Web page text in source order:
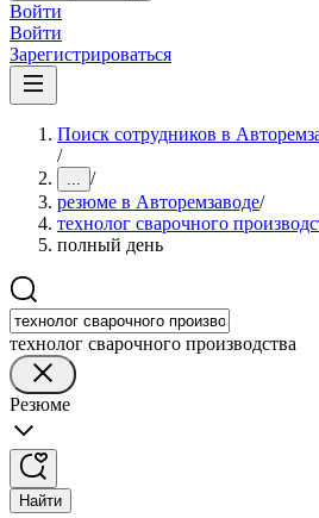
Войти
Войти
Зарегистрироваться
Поиск сотрудников в
/
... /
резюме в Авторемзаводе/
технолог сварочного
полный день
технолог сварочного производства
Резюме
Найти